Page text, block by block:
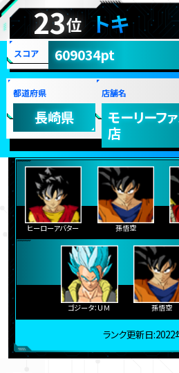
23位 トキ
スコア 609034pt
都道府県
長崎県
店舗名
モーリーフ
店
ヒーローアバター 孫悟空
ゴジータ：ＵＭ 孫悟空
ランク更新日:2022